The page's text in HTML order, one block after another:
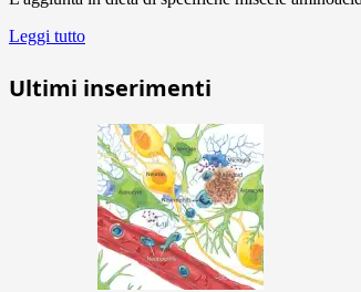
Leggi tutto
Ultimi inserimenti